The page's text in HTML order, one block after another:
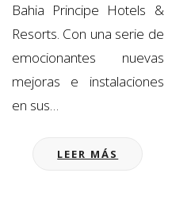
Bahia Principe Hotels &
Resorts. Con una serie de
emocionantes nuevas
mejoras e instalaciones
en sus…
LEER MÁS